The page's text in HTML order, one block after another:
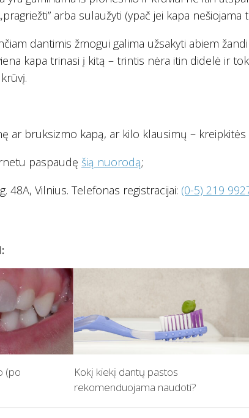
arba sulaužyti (ypač jei kapa
dantimis žmogui galima užsakyti abiem
kapa trinasi į kitą – trintis nėra itin didelė ir
ar bruksizmo kapą, ar kilo klausimų –
paspaudę šią nuorodą;
48A, Vilnius. Telefonas registracijai: (0-5) 219
(po
Kokį kiekį dantų pastos
rekomenduojama naudoti?